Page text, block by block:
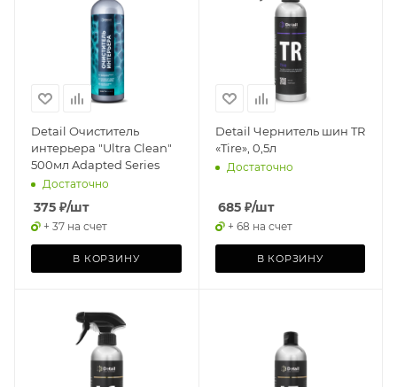
Detail Очиститель
интерьера "Ultra Clean"
500мл Adapted Series
Достаточно
375 ₽/шт
+ 37 на счет
В КОРЗИНУ
Detail Чернитель шин TR
«Tire», 0,5л
Достаточно
685₽/шт
+ 68 на счет
В КОРЗИНУ